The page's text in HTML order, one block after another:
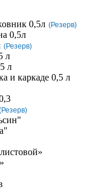
0,5л (Резерв)
0,5л
(Резерв)
л
л
и каркаде 0,5 л